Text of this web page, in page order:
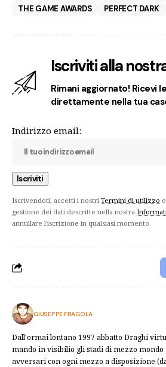
THE GAME AWARDS
PERFECT DARK
Iscriviti alla
Rimani aggiornato! Ricevi
direttamente nella tua
Indirizzo email:
Iscrivendoti, accetti i nostri Termini di utilizzo
gestione dei dati descritte nella nostra
annullare l'iscrizione in qualsiasi momento.
GIUSEPPE FRAGOLA
Dall'ormai lontano 1997 abbatto Draghi
mando in visibilio gli stadi di mezzo mondo
avversari con ogni mezzo a disposizione